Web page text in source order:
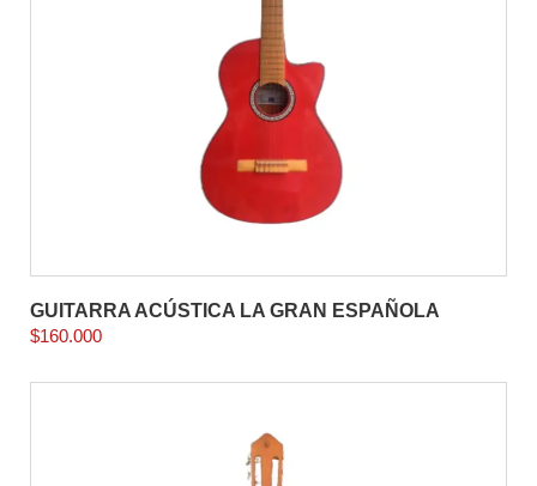
GUITARRA ACÚSTICA LA GRAN ESPAÑOLA
$160.000